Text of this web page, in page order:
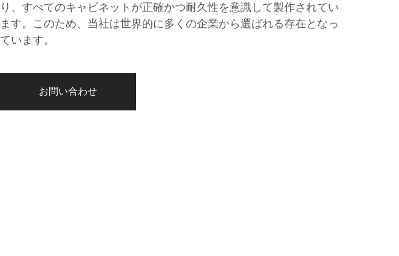
り、すべてのキャビネットが正確かつ耐久性を意識して製作されてい
ます。このため、当社は世界的に多くの企業から選ばれる存在となっ
ています。
お問い合わせ